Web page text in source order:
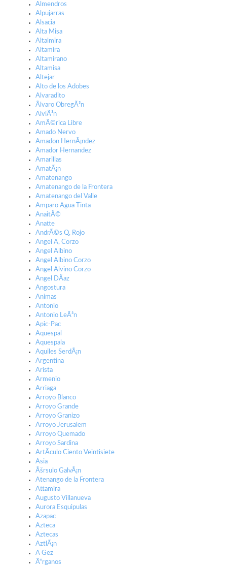
Almendros
Alpujarras
Alsacia
Alta Misa
Altalmira
Altamira
Altamirano
Altamisa
Altejar
Alto de los Adobes
Alvaradito
Ãlvaro ObregÃ³n
AlviÃ³n
AmÃ©rica Libre
Amado Nervo
Amadon HernÃ¡ndez
Amador Hernandez
Amarillas
AmatÃ¡n
Amatenango
Amatenango de la Frontera
Amatenango del Valle
Amparo Agua Tinta
AnaitÃ©
Anatte
AndrÃ©s Q, Rojo
Angel A, Corzo
Angel Albino
Angel Albino Corzo
Angel Alvino Corzo
Angel DÃ­az
Angostura
Animas
Antonio
Antonio LeÃ³n
Apic-Pac
Aquespal
Aquespala
Aquiles SerdÃ¡n
Argentina
Arista
Armenio
Arriaga
Arroyo Blanco
Arroyo Grande
Arroyo Granizo
Arroyo Jerusalem
Arroyo Quemado
Arroyo Sardina
ArtÃ­culo Ciento Veintisiete
Asia
Ãšrsulo GalvÃ¡n
Atenango de la Frontera
Attamira
Augusto Villanueva
Aurora Esquipulas
Azapac
Azteca
Aztecas
AztlÃ¡n
A Gez
Ã“rganos